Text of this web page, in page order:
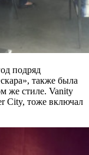
подряд
также была
же стиле. Vanity
City, тоже включал